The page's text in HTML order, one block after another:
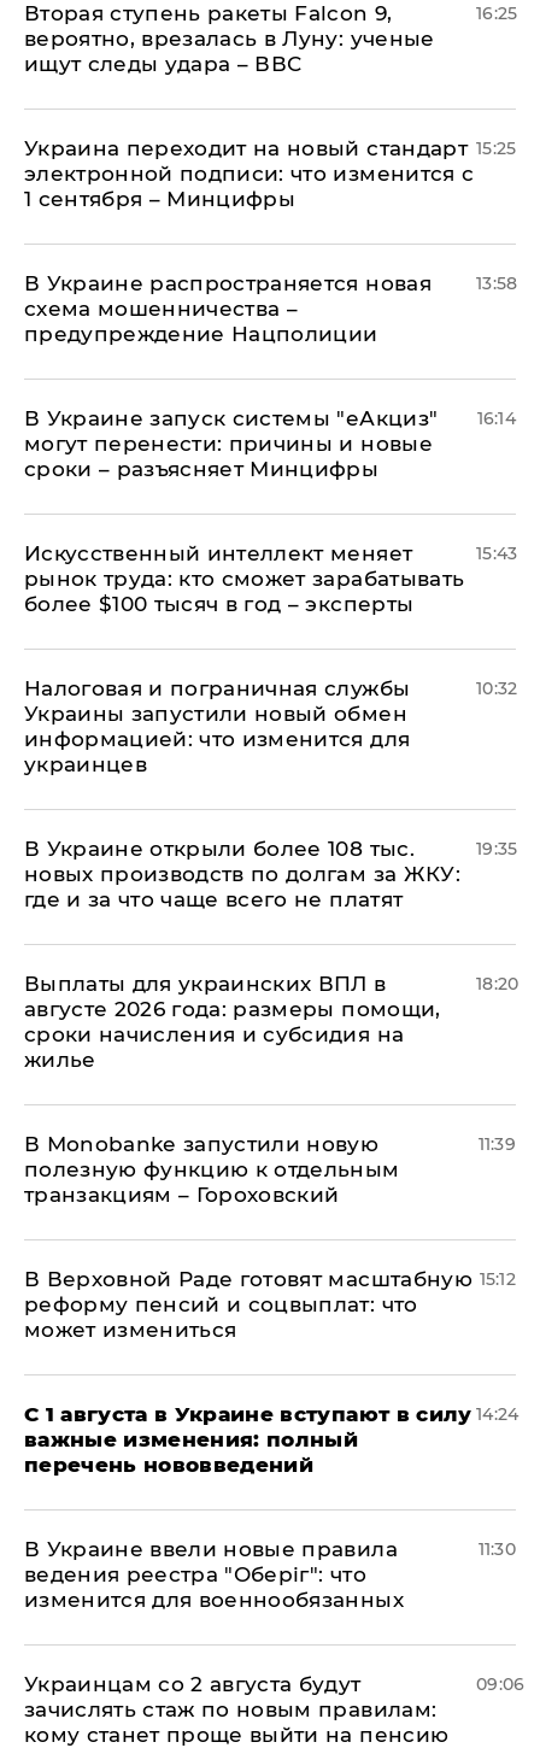
Вторая ступень ракеты Falcon 9,
вероятно, врезалась в Луну: ученые
ищут следы удара – ВВС
16:25
Украина переходит на новый стандарт
электронной подписи: что изменится с
1 сентября – Минцифры
15:25
В Украине распространяется новая
схема мошенничества –
предупреждение Нацполиции
13:58
В Украине запуск системы "еАкциз"
могут перенести: причины и новые
сроки – разъясняет Минцифры
16:14
Искусственный интеллект меняет
рынок труда: кто сможет зарабатывать
более $100 тысяч в год – эксперты
15:43
Налоговая и пограничная службы
Украины запустили новый обмен
информацией: что изменится для
украинцев
10:32
В Украине открыли более 108 тыс.
новых производств по долгам за ЖКУ:
где и за что чаще всего не платят
19:35
Выплаты для украинских ВПЛ в
августе 2026 года: размеры помощи,
сроки начисления и субсидия на
жилье
18:20
В Мonobankе запустили новую
полезную функцию к отдельным
транзакциям – Гороховский
11:39
В Верховной Раде готовят масштабную
реформу пенсий и соцвыплат: что
может измениться
15:12
С 1 августа в Украине вступают в силу
важные изменения: полный
перечень нововведений
14:24
В Украине ввели новые правила
ведения реестра "Оберіг": что
изменится для военнообязанных
11:30
Украинцам со 2 августа будут
зачислять стаж по новым правилам:
кому станет проще выйти на пенсию
09:06